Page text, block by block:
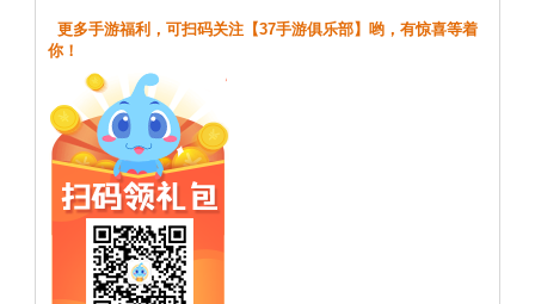
更多手游福利，可扫码关注【37手游俱乐部】哟，有惊喜等着
你！